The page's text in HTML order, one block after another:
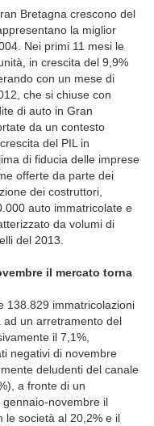
Bretagna crescono del
la miglior
Nei primi 11 mesi le
in crescita del 9,9%
con un mese di
che si chiuse con
di auto in Gran
da un contesto
del PIL in
di fiducia delle imprese
offerte da parte dei
dei costruttori,
auto immatricolate e
da volumi di
del 2013.
il mercato torna
138.829 immatricolazioni
un arretramento del
il 7,1%,
negativi di novembre
deludenti del canale
a fronte di un
novembre il
le società al 20,2% e il